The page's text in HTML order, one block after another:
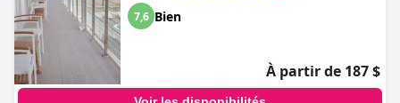
7,6 Bien
À partir de 187 $